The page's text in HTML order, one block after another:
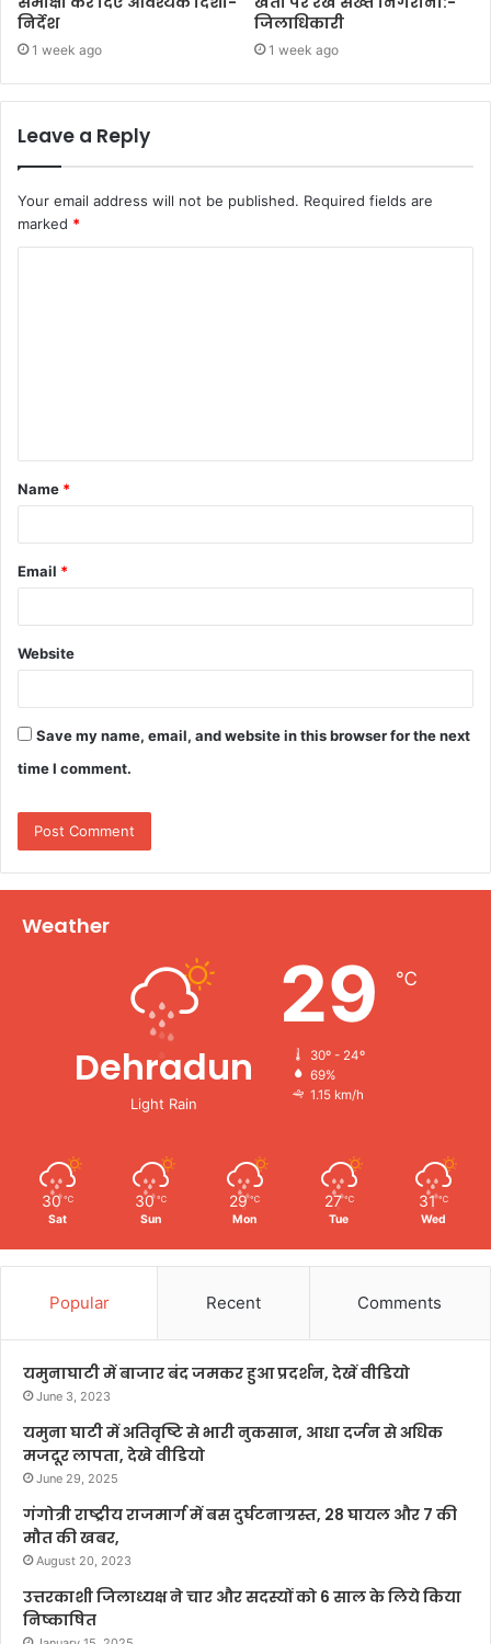
निर्देश
1 week ago
जिलाधिकारी
1 week ago
Leave a Reply
Your email address will not be published. Required fields are
marked *
t
*
Name *
Email *
Website
Save my name, email, and website in this browser for the next
time I comment.
Weather
Dehradun
Light Rain
29 ℃
30º - 24º
69%
1.15 km/h
30 ℃
Sat
30 ℃
Sun
29 ℃
Mon
27 ℃
Tue
31 ℃
Wed
Popular Recent Comments
यमुनाघाटी में बाजार बंद जमकर हुआ प्रदर्शन, देखें वीडियो
June 3, 2023
यमुना घाटी में अतिवृष्टि से भारी नुकसान, आधा दर्जन से अधिक
मजदूर लापता, देखे वीडियो
June 29, 2025
गंगोत्री राष्ट्रीय राजमार्ग में बस दुर्घटनाग्रस्त, 28 घायल और 7 की
मौत की खबर,
August 20, 2023
उत्तरकाशी जिलाध्यक्ष ने चार और सदस्यों को 6 साल के लिये किया
निष्काषित